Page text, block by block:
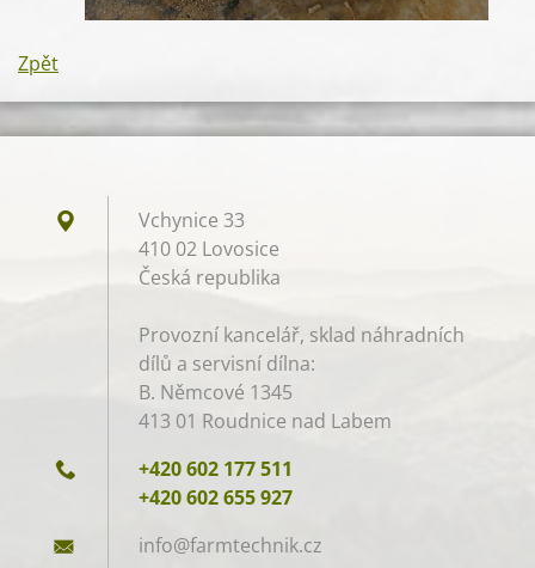
Zpět
Vchynice 33
410 02 Lovosice
Česká republika
Provozní kancelář, sklad náhradních
dílů a servisní dílna:
B. Němcové 1345
413 01 Roudnice nad Labem
+420 602 177 511
+420 602 655 927
info@farmtechnik.cz